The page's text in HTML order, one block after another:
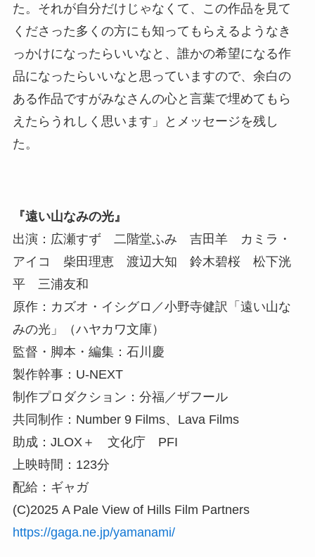
た。それが自分だけじゃなくて、この作品を見て
くださった多くの方にも知ってもらえるようなき
っかけになったらいいなと、誰かの希望になる作
品になったらいいなと思っていますので、余白の
ある作品ですがみなさんの心と言葉で埋めてもら
えたらうれしく思います」とメッセージを残し
た。
『遠い山なみの光』
出演：広瀬すず 二階堂ふみ 吉田羊 カミラ・
アイコ 柴田理恵 渡辺大知 鈴木碧桜 松下洸
平 三浦友和
原作：カズオ・イシグロ／小野寺健訳「遠い山な
みの光」（ハヤカワ文庫）
監督・脚本・編集：石川慶
製作幹事：U-NEXT
制作プロダクション：分福／ザフール
共同制作：Number 9 Films、Lava Films
助成：JLOX＋ ⽂化庁 PFI
上映時間：123分
配給：ギャガ
(C)2025 A Pale View of Hills Film Partners
https://gaga.ne.jp/yamanami/